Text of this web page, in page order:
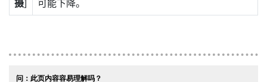
摄]
可能下降。